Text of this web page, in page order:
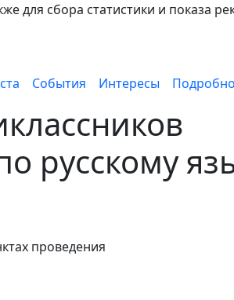
для сбора статистики и показа
События Интересы
русскому
проведения